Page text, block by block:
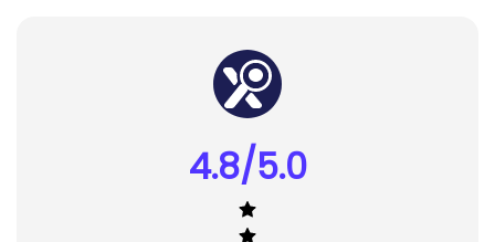
4.8/5.0